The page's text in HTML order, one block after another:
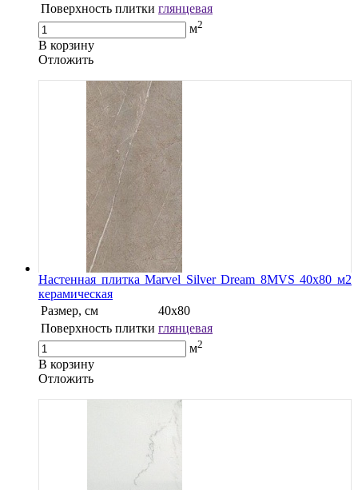
Поверхность плитки глянцевая
м2
В корзину
Oтложить
Настенная плитка Marvel Silver Dream 8MVS 40x80 м2
керамическая
Размер, см
40х80
Поверхность плитки глянцевая
м2
В корзину
Oтложить